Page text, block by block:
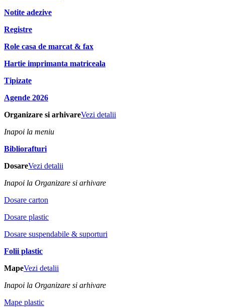
Notite adezive
Registre
Role casa de marcat & fax
Hartie imprimanta matriceala
Tipizate
Agende 2026
Organizare si arhivareVezi detalii
Inapoi la meniu
Bibliorafturi
DosareVezi detalii
Inapoi la Organizare si arhivare
Dosare carton
Dosare plastic
Dosare suspendabile & suporturi
Folii plastic
MapeVezi detalii
Inapoi la Organizare si arhivare
Mape plastic